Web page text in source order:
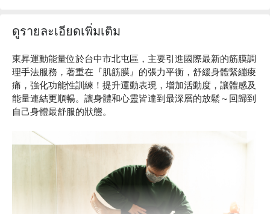
ดูรายละเอียดเพิ่มเติม
東昇運動能量位於台中市北屯區，主要引進國際最新的筋膜調
理手法服務，著重在『肌筋膜』的張力平衡，舒緩身體緊繃痠
痛，強化功能性訓練！提升運動表現，增加活動度，讓體感及
能量連結更順暢。讓身體和心靈皆達到最深層的放鬆～回歸到
自己身體最舒服的狀態。